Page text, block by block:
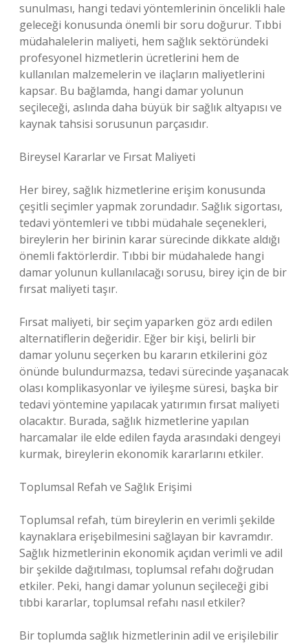
sunulması, hangi tedavi yöntemlerinin öncelikli hale
geleceği konusunda önemli bir soru doğurur. Tıbbi
müdahalelerin maliyeti, hem sağlık sektöründeki
profesyonel hizmetlerin ücretlerini hem de
kullanılan malzemelerin ve ilaçların maliyetlerini
kapsar. Bu bağlamda, hangi damar yolunun
seçileceği, aslında daha büyük bir sağlık altyapısı ve
kaynak tahsisi sorusunun parçasıdır.
Bireysel Kararlar ve Fırsat Maliyeti
Her birey, sağlık hizmetlerine erişim konusunda
çeşitli seçimler yapmak zorundadır. Sağlık sigortası,
tedavi yöntemleri ve tıbbi müdahale seçenekleri,
bireylerin her birinin karar sürecinde dikkate aldığı
önemli faktörlerdir. Tıbbi bir müdahalede hangi
damar yolunun kullanılacağı sorusu, birey için de bir
fırsat maliyeti taşır.
Fırsat maliyeti, bir seçim yaparken göz ardı edilen
alternatiflerin değeridir. Eğer bir kişi, belirli bir
damar yolunu seçerken bu kararın etkilerini göz
önünde bulundurmazsa, tedavi sürecinde yaşanacak
olası komplikasyonlar ve iyileşme süresi, başka bir
tedavi yöntemine yapılacak yatırımın fırsat maliyeti
olacaktır. Burada, sağlık hizmetlerine yapılan
harcamalar ile elde edilen fayda arasındaki dengeyi
kurmak, bireylerin ekonomik kararlarını etkiler.
Toplumsal Refah ve Sağlık Erişimi
Toplumsal refah, tüm bireylerin en verimli şekilde
kaynaklara erişebilmesini sağlayan bir kavramdır.
Sağlık hizmetlerinin ekonomik açıdan verimli ve adil
bir şekilde dağıtılması, toplumsal refahı doğrudan
etkiler. Peki, hangi damar yolunun seçileceği gibi
tıbbi kararlar, toplumsal refahı nasıl etkiler?
Bir toplumda sağlık hizmetlerinin adil ve erişilebilir